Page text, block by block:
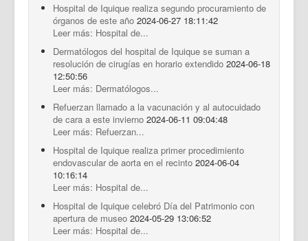
Hospital de Iquique realiza segundo procuramiento de
órganos de este año 2024-06-27 18:11:42
Leer más: Hospital de...
Dermatólogos del hospital de Iquique se suman a
resolución de cirugías en horario extendido 2024-06-18
12:50:56
Leer más: Dermatólogos...
Refuerzan llamado a la vacunación y al autocuidado
de cara a este invierno 2024-06-11 09:04:48
Leer más: Refuerzan...
Hospital de Iquique realiza primer procedimiento
endovascular de aorta en el recinto 2024-06-04
10:16:14
Leer más: Hospital de...
Hospital de Iquique celebró Día del Patrimonio con
apertura de museo 2024-05-29 13:06:52
Leer más: Hospital de...